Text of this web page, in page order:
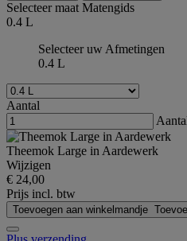
Selecteer maatMatengids
0.4 L
Selecteer uw Afmetingen
0.4 L
Aantal
Theemok Large in Aardewerk
Wijzigen
€ 24,00
Prijs incl. btw
Toevoegen aan winkelmandje